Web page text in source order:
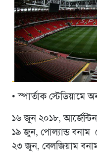
• স্পার্তাক স্টেডিয়ামে
১৬ জুন ২০১৮,
১৯ জুন, পোল্যান্ড বনাম
২৩ জুন, বেলজিয়াম